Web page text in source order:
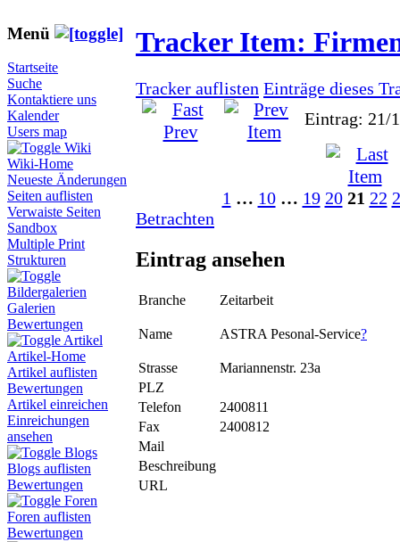
Menü
Startseite
Suche
Kontaktiere uns
Kalender
Users map
Wiki
Wiki-Home
Neueste Änderungen
Seiten auflisten
Verwaiste Seiten
Sandbox
Multiple Print
Strukturen
Bildergalerien
Galerien
Bewertungen
Artikel
Artikel-Home
Artikel auflisten
Bewertungen
Artikel einreichen
Einreichungen
ansehen
Blogs
Blogs auflisten
Bewertungen
Foren
Foren auflisten
Bewertungen
Tracker Item:
Tracker auflisten Einträge dieses
Eintrag: 21/
1 … 10 … 19 20 21 22
Betrachten
Eintrag ansehen
Branche Zeitarbeit
Name ASTRA Pesonal-Service?
Strasse
Mariannenstr. 23a
PLZ
Telefon
2400811
Fax
2400812
Mail
Beschreibung
URL